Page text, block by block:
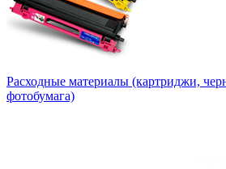
Расходные материалы (картриджи,
фотобумага)